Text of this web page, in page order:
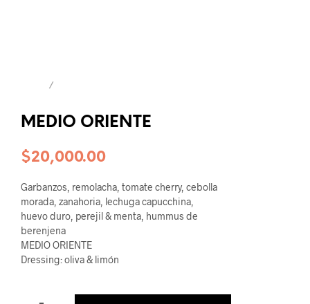
/
MEDIO ORIENTE
$20,000.00
Garbanzos, remolacha, tomate cherry, cebolla
morada, zanahoria, lechuga capucchina,
huevo duro, perejil & menta, hummus de
berenjena
MEDIO ORIENTE
Dressing: oliva & limón